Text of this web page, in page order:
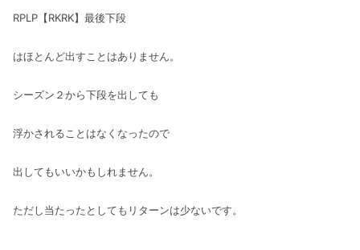
RPLP【RKRK】最後下段
はほとんど出すことはありません。
シーズン２から下段を出しても
浮かされることはなくなったので
出してもいいかもしれません。
ただし当たったとしてもリターンは少ないです。